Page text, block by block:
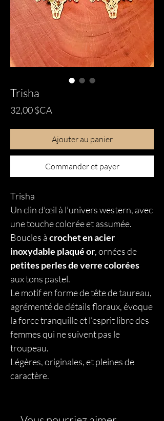
Trisha
32,00 $CA
Ajouter au panier
Commander et payer
Trisha
Un clin d’œil à l’univers western, avec
une touche colorée et assumée.
Boucles àcrochet en acier
inoxydable plaqué or, ornées de
petites perles de verre colorées
aux tons pastel.
Le motif en forme de tête de taureau,
agrémenté de détails floraux, évoque
la force tranquille et l’esprit libre des
femmes qui ne suivent pas le
troupeau.
Légères, originales, et pleines de
caractère.